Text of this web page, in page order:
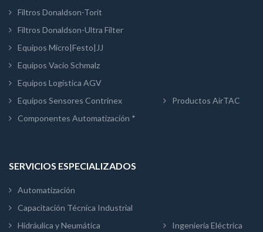
Filtros Donaldson-Torit
Filtros Donaldson-Ultra Filter
Equipos Micro|Festo|JJ
Equipos Vacío Schmalz
Equipos Logística AGV
Equipos Sensores Contrinex
Productos AirTAC
Componentes Automatización *
SERVICIOS ESPECIALIZADOS
Automatización
Capacitación Técnica Industrial
Hidráulica y Neumática
Ingeniería Eléctrica